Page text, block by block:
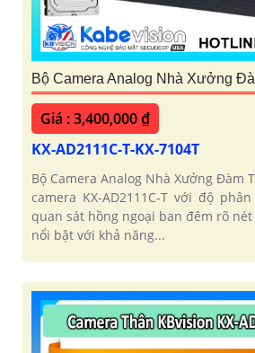
Bộ Camera Analog Nhà Xưởng
Giá : 3,400,000 ₫
KX-AD2111C-T-KX-7104T
Bộ Camera Analog Nhà Xưởng Đàm
camera KX-AD2111C-T với độ
quan sát hồng ngoại ban đêm rõ
nổi bật với khả năng...